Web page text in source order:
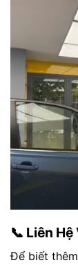
📞 Liên
Để biết